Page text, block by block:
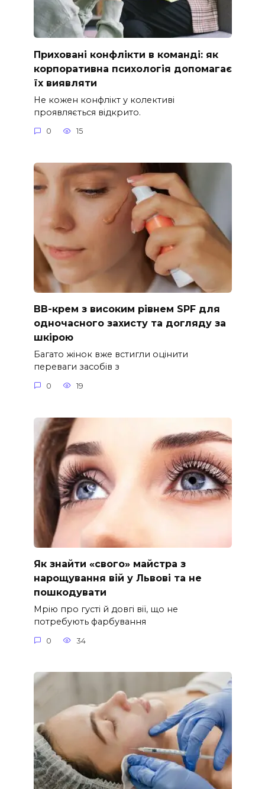
Приховані конфлікти в команді: як
корпоративна психологія допомагає
їх виявляти
Не кожен конфлікт у колективі
проявляється відкрито.
0 15
ВВ-крем з високим рівнем SPF для
одночасного захисту та догляду за
шкірою
Багато жінок вже встигли оцінити
переваги засобів з
0 19
Як знайти «свого» майстра з
нарощування вій у Львові та не
пошкодувати
Мрію про густі й довгі вії, що не
потребують фарбування
0 34